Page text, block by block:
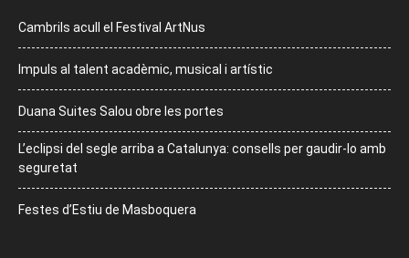
Cambrils acull el Festival ArtNus
Impuls al talent acadèmic, musical i artístic
Duana Suites Salou obre les portes
L’eclipsi del segle arriba a Catalunya: consells per gaudir-lo amb
seguretat
Festes d’Estiu de Masboquera